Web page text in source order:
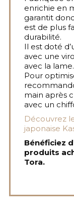
enrichie en
garantit
est de plus
durabilité.
Il est doté
avec une
avec la lame.
Pour
main après
avec un
Découvrez
japonaise
Bénéficiez
produits
Tora.